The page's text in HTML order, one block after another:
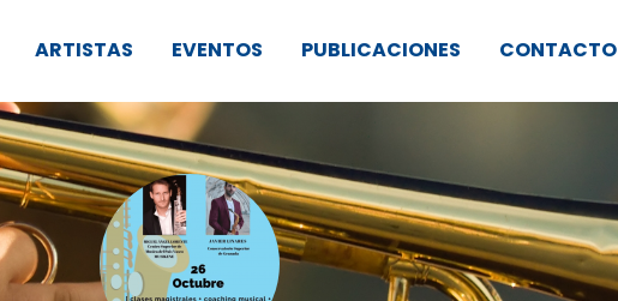
ARTISTAS EVENTOS PUBLICACIONES CONTACTO